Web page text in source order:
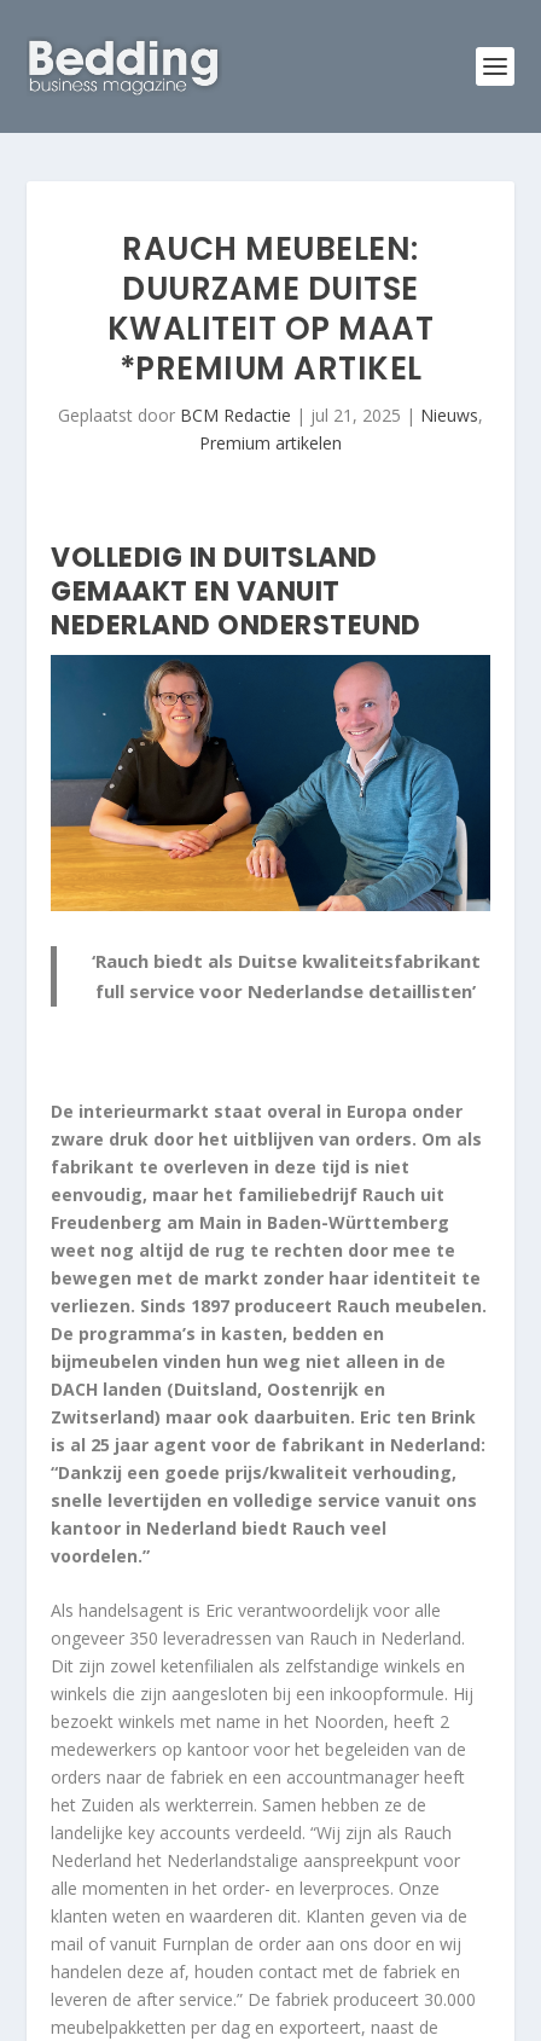
RAUCH MEUBELEN:
DUURZAME DUITSE
KWALITEIT OP MAAT
*PREMIUM ARTIKEL
Geplaatst door BCM Redactie | jul 21, 2025 | Nieuws,
Premium artikelen
VOLLEDIG IN DUITSLAND
GEMAAKT EN VANUIT
NEDERLAND ONDERSTEUND
‘Rauch biedt als Duitse kwaliteitsfabrikant
full service voor Nederlandse detaillisten’
De interieurmarkt staat overal in Europa onder
zware druk door het uitblijven van orders. Om als
fabrikant te overleven in deze tijd is niet
eenvoudig, maar het familiebedrijf Rauch uit
Freudenberg am Main in Baden-Württemberg
weet nog altijd de rug te rechten door mee te
bewegen met de markt zonder haar identiteit te
verliezen. Sinds 1897 produceert Rauch meubelen.
De programma’s in kasten, bedden en
bijmeubelen vinden hun weg niet alleen in de
DACH landen (Duitsland, Oostenrijk en
Zwitserland) maar ook daarbuiten. Eric ten Brink
is al 25 jaar agent voor de fabrikant in Nederland:
“Dankzij een goede prijs/kwaliteit verhouding,
snelle levertijden en volledige service vanuit ons
kantoor in Nederland biedt Rauch veel
voordelen.”
Als handelsagent is Eric verantwoordelijk voor alle
ongeveer 350 leveradressen van Rauch in Nederland.
Dit zijn zowel ketenfilialen als zelfstandige winkels en
winkels die zijn aangesloten bij een inkoopformule. Hij
bezoekt winkels met name in het Noorden, heeft 2
medewerkers op kantoor voor het begeleiden van de
orders naar de fabriek en een accountmanager heeft
het Zuiden als werkterrein. Samen hebben ze de
landelijke key accounts verdeeld. “Wij zijn als Rauch
Nederland het Nederlandstalige aanspreekpunt voor
alle momenten in het order- en leverproces. Onze
klanten weten en waarderen dit. Klanten geven via de
mail of vanuit Furnplan de order aan ons door en wij
handelen deze af, houden contact met de fabriek en
leveren de after service.” De fabriek produceert 30.000
meubelpakketten per dag en exporteert, naast de